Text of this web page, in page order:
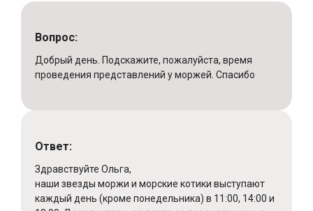
Вопрос:
Добрый день. Подскажите, пожалуйста, время
проведения представлений у моржей. Спасибо
Ответ:
Здравствуйте Ольга,
наши звезды моржи и морские котики выступают
каждый день (кроме понедельника) в 11:00, 14:00 и